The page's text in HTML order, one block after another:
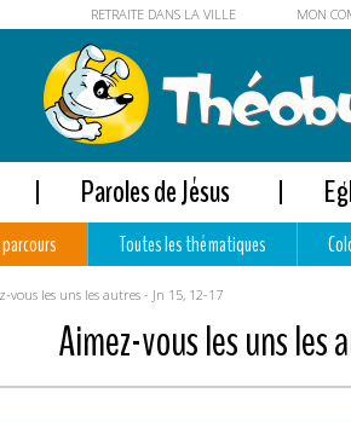
RETRAITE DANS LA VILLE MON
Paroles de Jésus
Toutes les thématiques
vous les uns les autres - Jn 15, 12-17
Aimez-vous les uns les